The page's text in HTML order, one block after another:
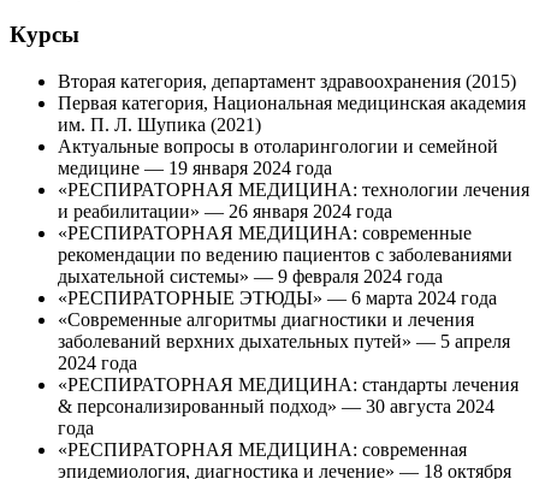
Курсы
Вторая категория, департамент здравоохранения (2015)
Первая категория, Национальная медицинская академия
им. П. Л. Шупика (2021)
Актуальные вопросы в отоларингологии и семейной
медицине — 19 января 2024 года
«РЕСПИРАТОРНАЯ МЕДИЦИНА: технологии лечения
и реабилитации» — 26 января 2024 года
«РЕСПИРАТОРНАЯ МЕДИЦИНА: современные
рекомендации по ведению пациентов с заболеваниями
дыхательной системы» — 9 февраля 2024 года
«РЕСПИРАТОРНЫЕ ЭТЮДЫ» — 6 марта 2024 года
«Современные алгоритмы диагностики и лечения
заболеваний верхних дыхательных путей» — 5 апреля
2024 года
«РЕСПИРАТОРНАЯ МЕДИЦИНА: стандарты лечения
& персонализированный подход» — 30 августа 2024
года
«РЕСПИРАТОРНАЯ МЕДИЦИНА: современная
эпидемиология, диагностика и лечение» — 18 октября